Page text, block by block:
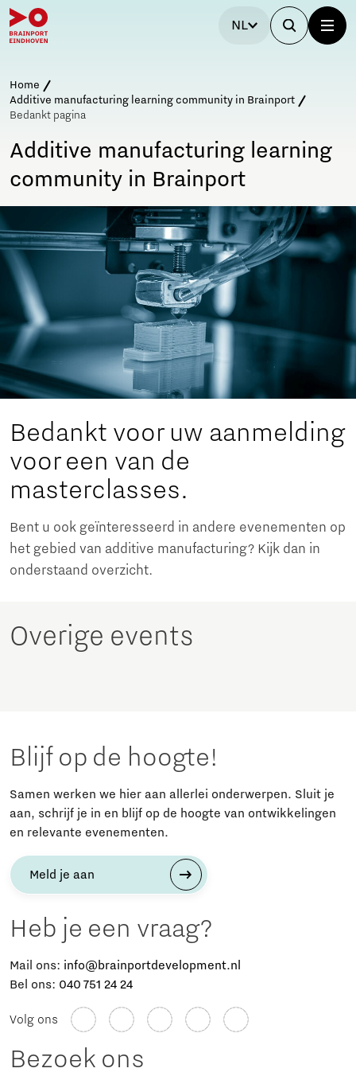
NL
Home
Additive manufacturing learning community in Brainport
Bedankt pagina
Additive manufacturing learning
community in Brainport
Bedankt voor uw aanmelding
voor een van de
masterclasses.
Bent u ook geïnteresseerd in andere evenementen op
het gebied van additive manufacturing? Kijk dan in
onderstaand overzicht.
Overige events
Blijf op de hoogte!
Samen werken we hier aan allerlei onderwerpen. Sluit je
aan, schrijf je in en blijf op de hoogte van ontwikkelingen
en relevante evenementen.
Meld je aan
Heb je een vraag?
Mail ons: info@brainportdevelopment.nl
Bel ons: 040 751 24 24
Volg ons
Bezoek ons